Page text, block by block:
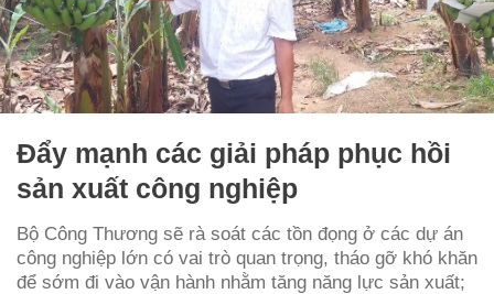
Đẩy mạnh các giải pháp phục hồi
sản xuất công nghiệp
Bộ Công Thương sẽ rà soát các tồn đọng ở các dự án
công nghiệp lớn có vai trò quan trọng, tháo gỡ khó khăn
để sớm đi vào vận hành nhằm tăng năng lực sản xuất;